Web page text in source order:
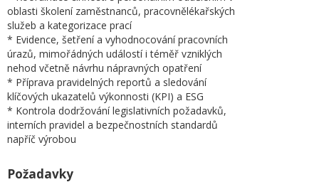
oblasti školení zaměstnanců, pracovnělékařských
služeb a kategorizace prací
* Evidence, šetření a vyhodnocování pracovních
úrazů, mimořádných událostí i téměř vzniklých
nehod včetně návrhu nápravných opatření
* Příprava pravidelných reportů a sledování
klíčových ukazatelů výkonnosti (KPI) a ESG
* Kontrola dodržování legislativních požadavků,
interních pravidel a bezpečnostních standardů
napříč výrobou
Požadavky